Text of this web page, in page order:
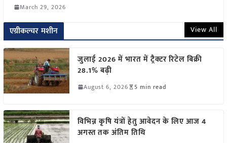
March 29, 2026
एग्रीकल्चर मशीन View All
जुलाई 2026 में भारत में ट्रैक्टर रिटेल बिक्री
28.1% बढ़ी
August 6, 2026 5 min read
विभिन्न कृषि यंत्रों हेतु आवेदन के लिए आज 4
अगस्त तक अंतिम तिथि